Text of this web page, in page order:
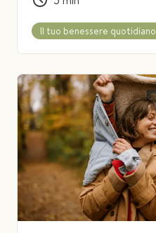
Il tuo benessere quotidiano